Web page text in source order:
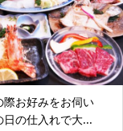
際お好みをお伺い
日の仕入れで大...